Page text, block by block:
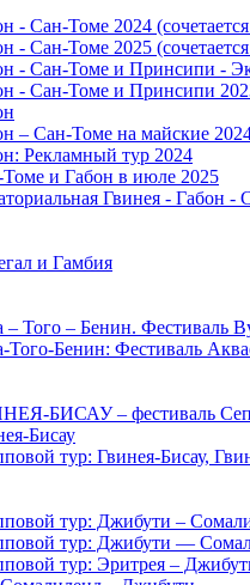
- Сан-Томе 2024
- Сан-Томе 2025
- Сан-Томе и Принсипи -
- Сан-Томе и Принсипи
– Сан-Томе на майские
Рекламный тур 2024
и Габон в июле 2025
Гвинея - Габон
и Гамбия
– Того – Бенин. Фестиваль
Того-Бенин: Фестиваль
БИСАУ – фестиваль
Бисау
тур: Гвинея-Бисау,
тур: Джибути –
тур: Джибути —
тур: Эритрея –